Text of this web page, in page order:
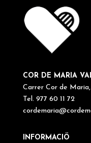
COR DE MARIA
Carrer Cor de
Tel. 977 60 11 72
INFORMACIÖ